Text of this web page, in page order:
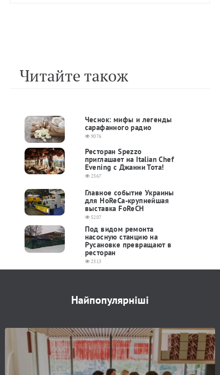
Читайте також
Чеснок: мифы и легенды
сарафанного радио
9076
Ресторан Spezzo
приглашает на Italian Chef
Evening с Джанни Тота!
2367
Главное событие Украины
для HoReCa-крупнейшая
выставка FoReCH
5207
Под видом ремонта
насосную станцию на
Русановке превращают в
ресторан
2313
Найпопулярніші